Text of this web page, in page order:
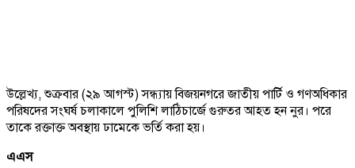
উল্লেখ্য, শুক্রবার (২৯ আগস্ট) সন্ধ্যায় বিজয়নগরে জাতীয় পার্টি ও গণঅধিকার
পরিষদের সংঘর্ষ চলাকালে পুলিশি লাঠিচার্জে গুরুতর আহত হন নুর। পরে
তাকে রক্তাক্ত অবস্থায় ঢামেকে ভর্তি করা হয়।
এএস